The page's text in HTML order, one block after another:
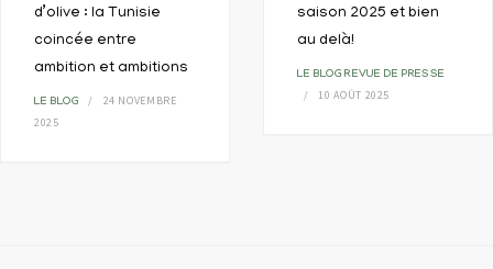
d’olive : la Tunisie
coincée entre
ambition et ambitions
LE BLOG
24 NOVEMBRE
2025
saison 2025 et bien
au delà!
LE BLOG REVUE DE PRESSE
10 AOÛT 2025